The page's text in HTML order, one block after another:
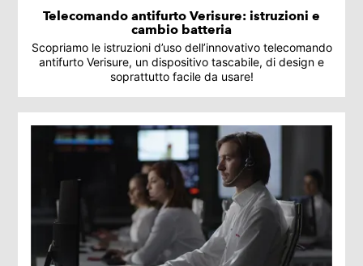
Telecomando antifurto Verisure: istruzioni e
cambio batteria
Scopriamo le istruzioni d’uso dell’innovativo telecomando
antifurto Verisure, un dispositivo tascabile, di design e
soprattutto facile da usare!